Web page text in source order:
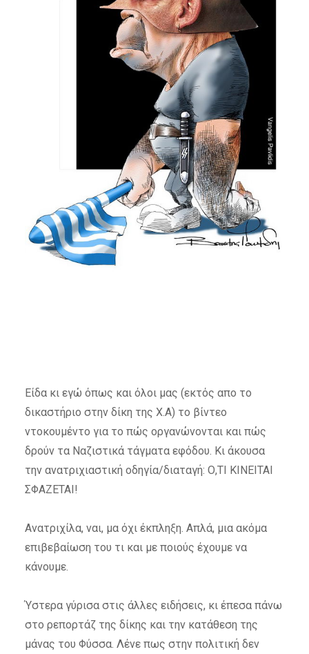
Είδα κι εγώ όπως και όλοι μας (εκτός απο το
δικαστήριο στην δίκη της Χ.Α) το βίντεο
ντοκουμέντο για το πώς οργανώνονται και πώς
δρούν τα Ναζιστικά τάγματα εφόδου. Κι άκουσα
την ανατριχιαστική οδηγία/διαταγή: Ο,ΤΙ ΚΙΝΕΙΤΑΙ
ΣΦΑΖΕΤΑΙ!
Ανατριχίλα, ναι, μα όχι έκπληξη. Απλά, μια ακόμα
επιβεβαίωση του τι και με ποιούς έχουμε να
κάνουμε.
Ύστερα γύρισα στις άλλες ειδήσεις, κι έπεσα πάνω
στο ρεπορτάζ της δίκης και την κατάθεση της
μάνας του Φύσσα. Λένε πως στην πολιτική δεν